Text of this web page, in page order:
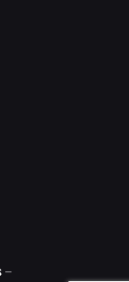
–